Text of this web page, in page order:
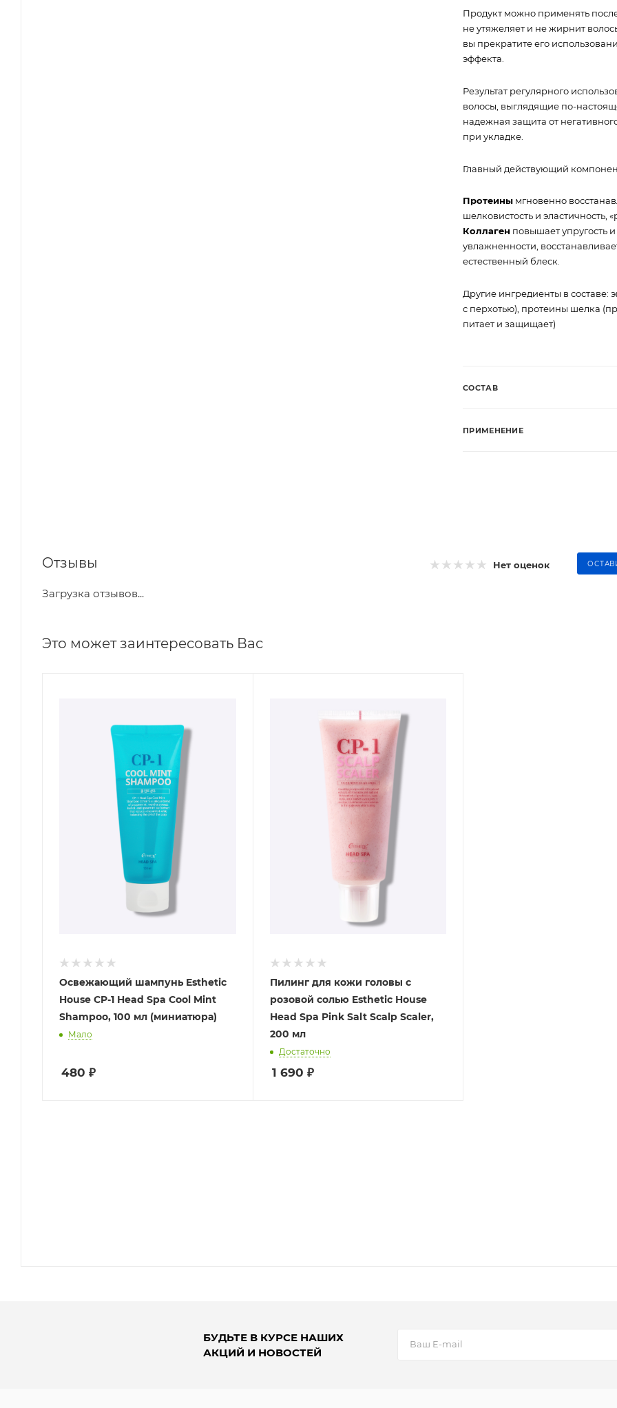
Продукт можно применять
не утяжеляет и не жирнит
вы прекратите его
эффекта.
Результат регулярного
волосы, выглядящие по-
надежная защита от
при укладке.
Главный действующий
Протеины мгновенно
шелковистость и
Коллаген повышает упругость
увлажненности,
естественный блеск.
Другие ингредиенты в составе:
с перхотью), протеины шелка
питает и защищает)
СОСТАВ
ПРИМЕНЕНИЕ
Отзывы Нет оценок
Загрузка отзывов...
Это может заинтересовать Вас
Освежающий шампунь Esthetic
House CP-1 Head Spa Cool Mint
Shampoo, 100 мл (миниатюра)
Мало
480 ₽
Пилинг для кожи головы с
розовой солью Esthetic House
Head Spa Pink Salt Scalp Scaler,
200 мл
Достаточно
1 690 ₽
БУДЬТЕ В КУРСЕ НАШИХ
АКЦИЙ И НОВОСТЕЙ